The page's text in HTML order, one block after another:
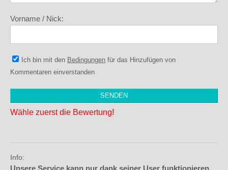
Vorname / Nick:
Ich bin mit den Bedingungen für das Hinzufügen von
Kommentaren einverstanden
Wähle zuerst die Bewertung!
Info:
Unsere Service kann nur dank seiner User funktionieren,